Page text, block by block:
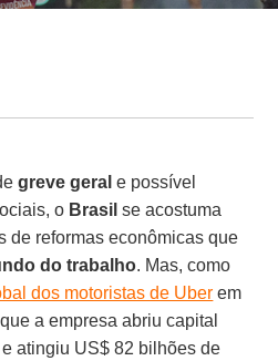
greve geral e possível
o Brasil se acostuma
de reformas econômicas que
do trabalho. Mas, como
dos motoristas de Uber em
a empresa abriu capital
atingiu US$ 82 bilhões de